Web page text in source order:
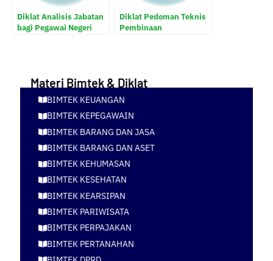
Diklat Analisis Jabatan
bagi Pegawai Negeri
Diklat Pedoman Teknis
Pembinaan
Materi Bimtek & Diklat
BIMTEK KEUANGAN
BIMTEK KEPEGAWAIN
BIMTEK BARANG DAN JASA
BIMTEK BARANG DAN ASET
BIMTEK KEHUMASAN
BIMTEK KESEHATAN
BIMTEK KEARSIPAN
BIMTEK PARIWISATA
BIMTEK PERPAJAKAN
BIMTEK PERTANAHAN